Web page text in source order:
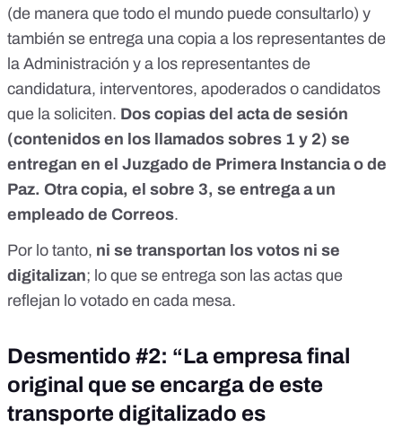
usada, proviene del blog de Eladio Fernandez)
es-en-espana-ha-habido-pucherazo-electronico-
manipulacion-electronica-de-votos-ni-hay-tanto-socialista-
ni-tan-poca-derecha-priviledge-criptografia-fintech-y-
blockchain-convierte-el-voto-ma/?
fbclid=IwAR1fDB04T7J8Es6f0_6i_ABeFBfZnALwE1MaIuiC
RqMX_FmEnqN9Nx9rmBc
(de manera que todo el mundo puede consultarlo) y
también se entrega una copia a los representantes de
la Administración y a los representantes de
candidatura, interventores, apoderados o candidatos
que la soliciten. Dos copias del acta de sesión
(contenidos en los llamados sobres 1 y 2) se
entregan en el Juzgado de Primera Instancia o de
Paz. Otra copia, el sobre 3, se entrega a un
empleado de Correos.
Por lo tanto, ni se transportan los votos ni se
digitalizan; lo que se entrega son las actas que
reflejan lo votado en cada mesa.
Desmentido #2: “La empresa final
original que se encarga de este
transporte digitalizado es